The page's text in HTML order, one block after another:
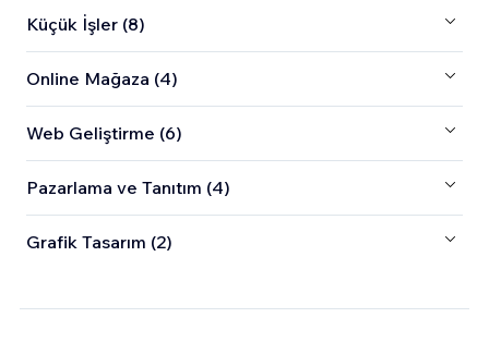
Küçük İşler (8)
Online Mağaza (4)
Web Geliştirme (6)
Pazarlama ve Tanıtım (4)
Grafik Tasarım (2)